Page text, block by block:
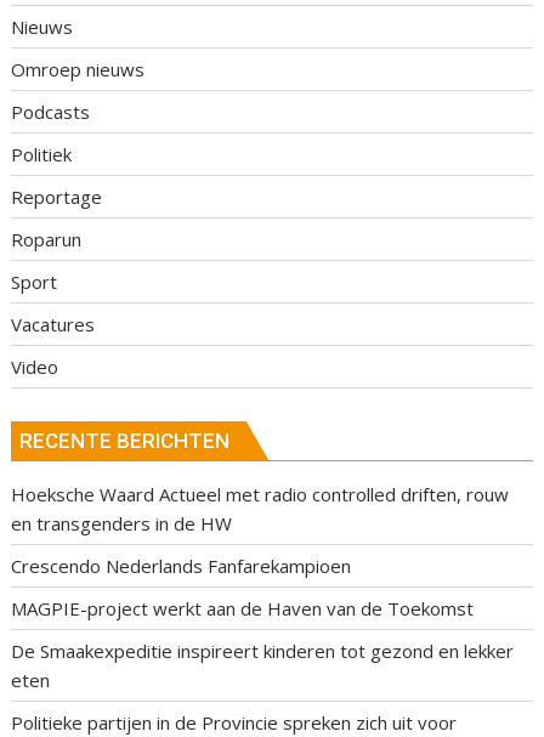
Nieuws
Omroep nieuws
Podcasts
Politiek
Reportage
Roparun
Sport
Vacatures
Video
RECENTE BERICHTEN
Hoeksche Waard Actueel met radio controlled driften, rouw
en transgenders in de HW
Crescendo Nederlands Fanfarekampioen
MAGPIE-project werkt aan de Haven van de Toekomst
De Smaakexpeditie inspireert kinderen tot gezond en lekker
eten
Politieke partijen in de Provincie spreken zich uit voor